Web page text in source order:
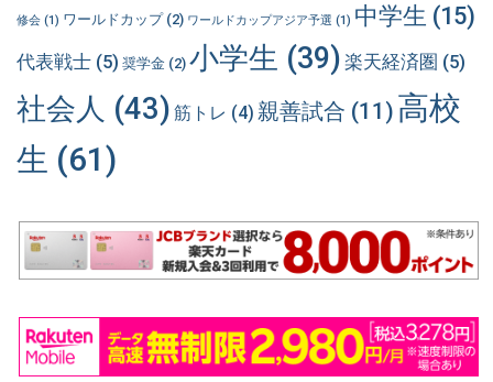
修会 (1) ワールドカップ(2) ワールドカップアジア予選 (1) 中学生 (15)
代表戦士 (5) 奨学金 (2) 小学生 (39) 楽天経済圏 (5)
社会人 (43) 筋トレ (4) 親善試合 (11) 高校
生 (61)